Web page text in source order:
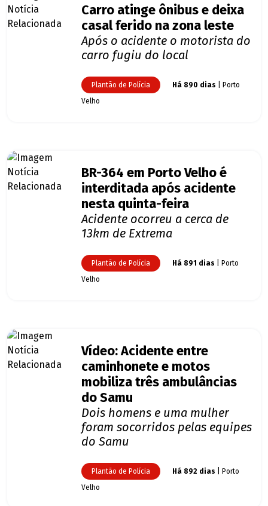
Carro atinge ônibus e deixa
casal ferido na zona leste
Após o acidente o motorista do
carro fugiu do local
Plantão de Polícia Há 890 dias | Porto
Velho
BR-364 em Porto Velho é
interditada após acidente
nesta quinta-feira
Acidente ocorreu a cerca de
13km de Extrema
Plantão de Polícia Há 891 dias | Porto
Velho
Vídeo: Acidente entre
caminhonete e motos
mobiliza três ambulâncias
do Samu
Dois homens e uma mulher
foram socorridos pelas equipes
do Samu
Plantão de Polícia Há 892 dias | Porto
Velho